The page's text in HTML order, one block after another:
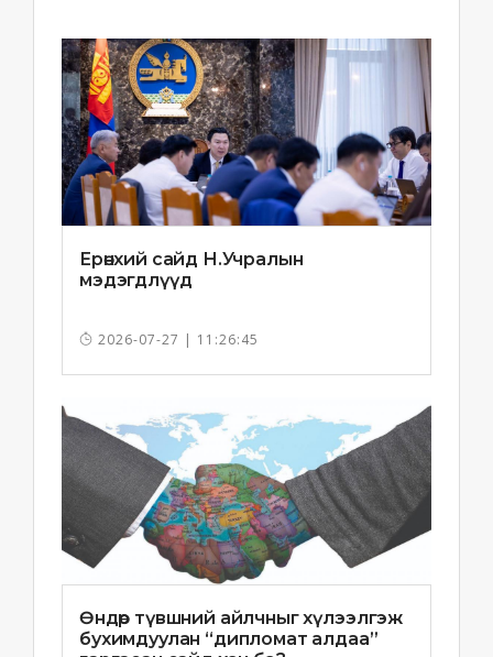
Ерөнхий сайд Н.Учралын
мэдэгдлүүд
2026-07-27 | 11:26:45
Өндөр түвшний айлчныг хүлээлгэж
бухимдуулан “дипломат алдаа”